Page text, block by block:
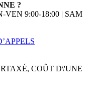
?
VEN 9:00-18:00 | SAM
COÛT D\'UNE